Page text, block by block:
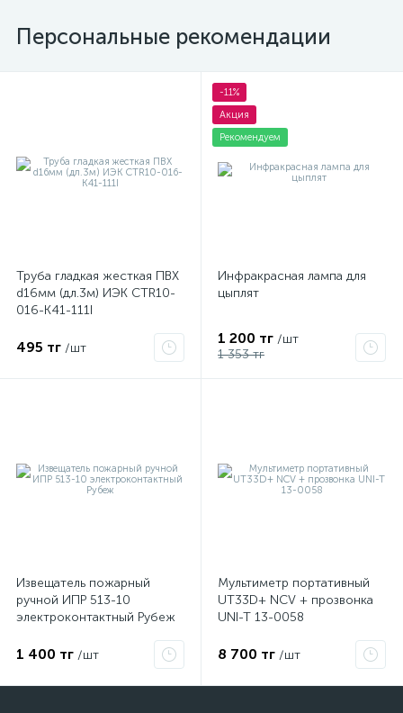
Персональные рекомендации
Труба гладкая жесткая ПВХ
d16мм (дл.3м) ИЭК CTR10-
016-K41-111I
495 тг /шт
-11%
Акция
Рекомендуем
Инфракрасная лампа для
цыплят
1 200 тг /шт
1 353 тг
Извещатель пожарный
ручной ИПР 513-10
электроконтактный Рубеж
1 400 тг /шт
Мультиметр портативный
UT33D+ NCV + прозвонка
UNI-T 13-0058
8 700 тг /шт